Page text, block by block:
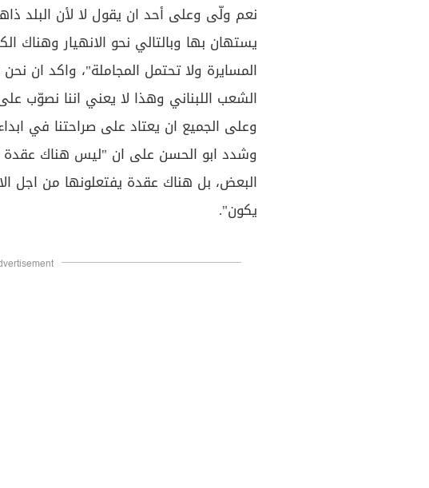
نعم ولّى وعلى أحد ان يقول لا لأن البلد
يستهان بها وبالتالي نحو الانهيار وهناك
المسايرة ولا تحتمل المجاملة"، واكد ان
الشعب اللبناني وهذا لا يعني اننا نصوّب
وعلى الجميع ان يعتاد على صراحتنا في
وشدد ابو الحسن على ان "ليس هناك عقدة
البعض، بل هناك عقدة يفتعلونها من اجل
يكون".